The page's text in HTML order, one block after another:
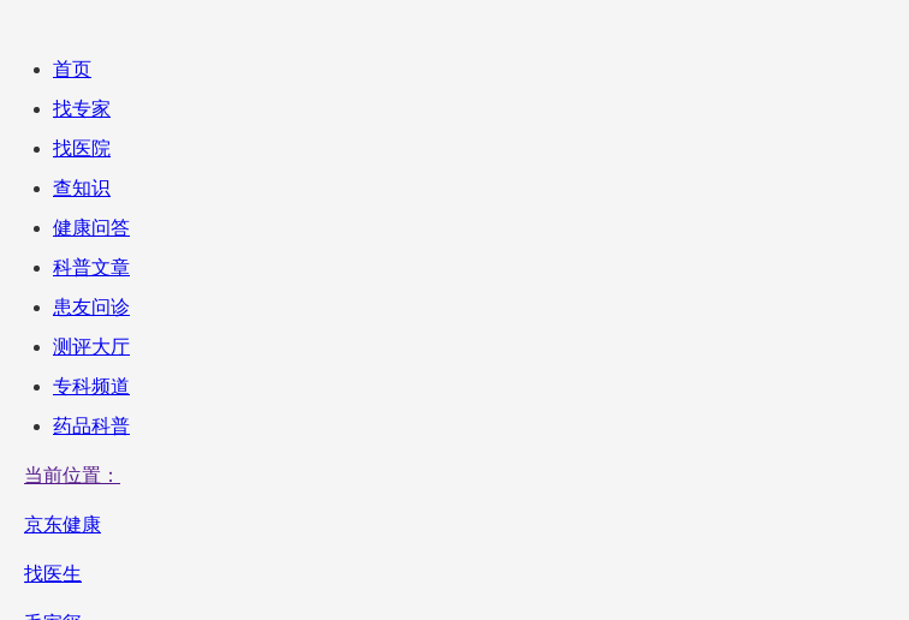
首页
找专家
找医院
查知识
健康问答
科普文章
患友问诊
测评大厅
专科频道
药品科普
当前位置：
京东健康
找医生